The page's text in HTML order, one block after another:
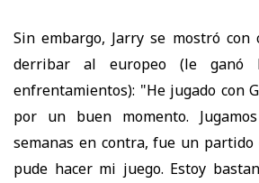
Sin embargo, Jarry se mostró con
derribar al europeo (le ganó
enfrentamientos): "He jugado con
por un buen momento.
semanas en contra, fue un
pude hacer mi juego. Estoy